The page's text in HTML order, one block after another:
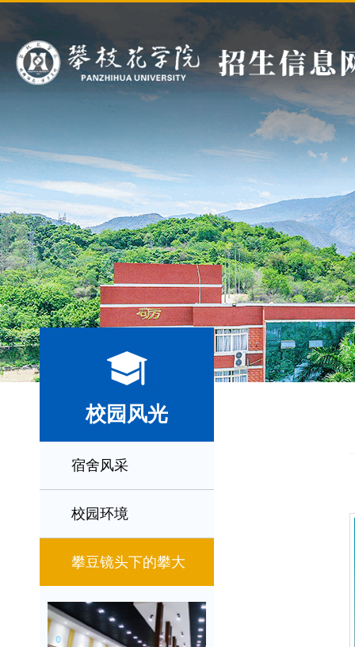
校园风光
宿舍风采
校园环境
攀豆镜头下的攀大